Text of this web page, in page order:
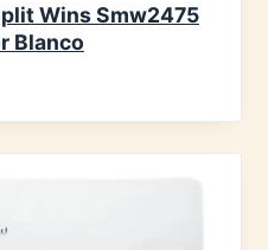
Wins Smw2475
Blanco